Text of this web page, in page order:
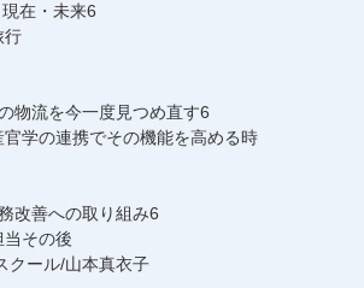
在・未来6
行
物流を今一度見つめ直す6
学の連携でその機能を高める時
改善への取り組み6
当その後
クール/山本真衣子